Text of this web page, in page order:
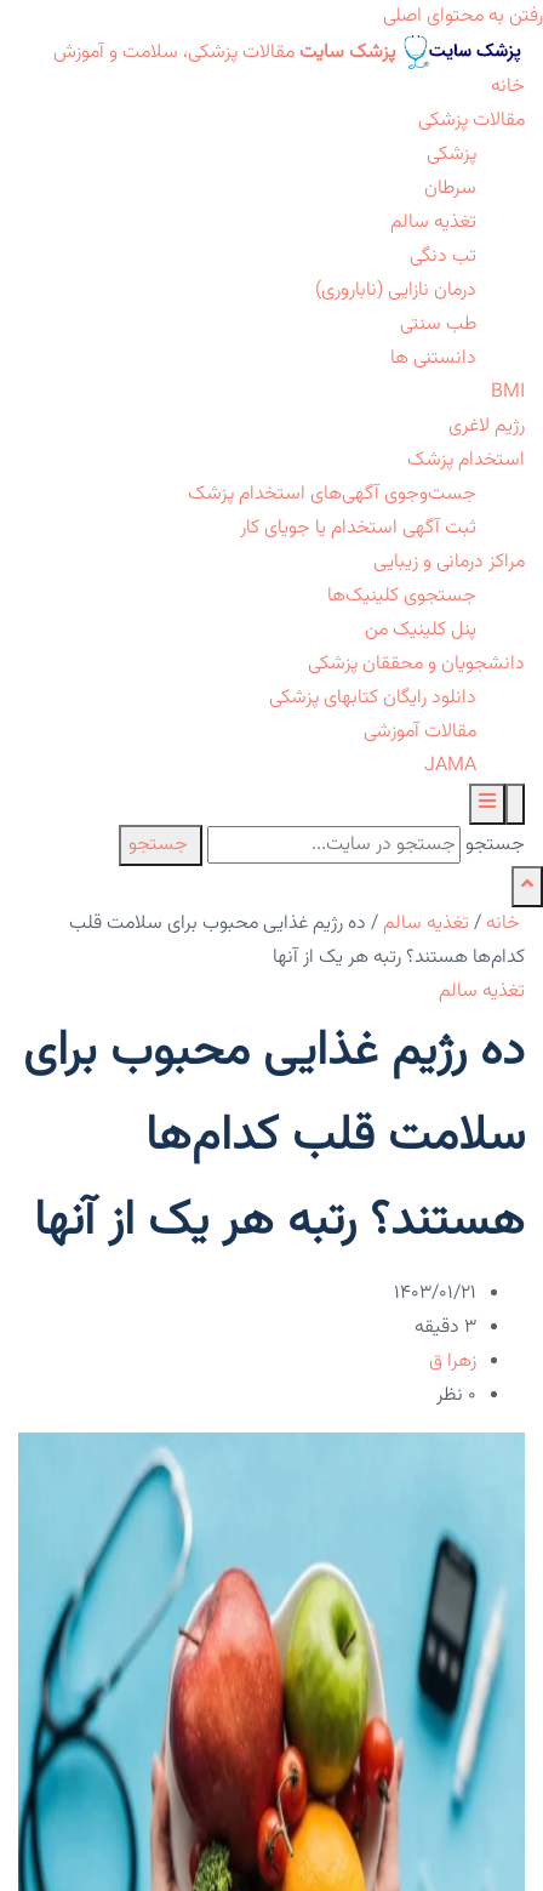
رفتن به محتوای اصلی
پزشک سایت مقالات پزشکی، سلامت و آموزش
خانه
مقالات پزشکی
پزشکی
سرطان
تغذیه سالم
تب دنگی
درمان نازایی (ناباروری)
طب سنتی
دانستنی ها
BMI
رژیم لاغری
استخدام پزشک
جست‌وجوی آگهی‌های استخدام پزشک
ثبت آگهی استخدام یا جویای کار
مراکز درمانی و زیبایی
جستجوی کلینیک‌ها
پنل کلینیک من
دانشجویان و محققان پزشکی
دانلود رایگان کتابهای پزشکی
مقالات آموزشی
JAMA
جستجو جستجو
خانه / تغذیه سالم / ده رژیم غذایی محبوب برای سلامت قلب
کدام‌ها هستند؟ رتبه هر یک از آنها
تغذیه سالم
ده رژیم غذایی محبوب برای
سلامت قلب کدام‌ها
هستند؟ رتبه هر یک از آنها
۱۴۰۳/۰۱/۲۱
3 دقیقه
زهرا ق
۰ نظر